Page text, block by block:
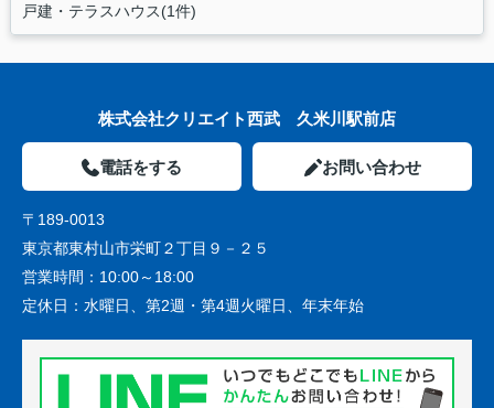
戸建・テラスハウス(1件)
株式会社クリエイト西武 久米川駅前店
電話をする お問い合わせ
〒189-0013
東京都東村山市栄町２丁目９－２５
営業時間： 10:00～18:00
定休日： 水曜日、第2週・第4週火曜日、年末年始